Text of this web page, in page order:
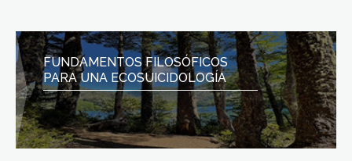
FUNDAMENTOS FILOSÓFICOS
PARA UNA ECOSUICIDOLOGÍA